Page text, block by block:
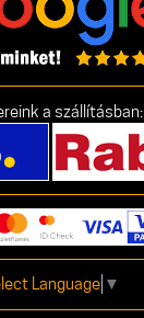
a szállításban:
Language ▼